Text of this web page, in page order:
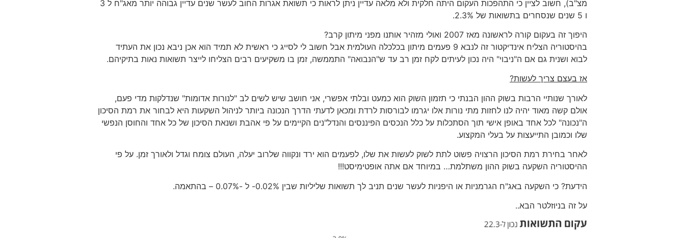
מצ"ב), חשוב לציין כי התהפכות העקום היתה חלקית ולא מלאה עדיין ניתן לראות כי תשואת אגרות החוב לעשר שנים עדיין גבוהה יותר מאג"ח ל 3
ו 5 שנים שנסחרים בתשואות של 2.3%.
היפוך זה בעקום קורה לראשונה מאז 2007 ואולי מזהיר אותנו מפני מיתון קרב?
בהיסטוריה הצליח אינדיקטור זה לנבא 9 פעמים מיתון בכלכלה העולמית אבל חשוב לי לסייג כי ראשית לא תמיד הוא אכן ניבא נכון את העתיד
לבוא ושנית גם אם ה"ניבוי" היה נכון לעיתים לקח זמן רב עד ש"הנבואה" התממשה, זמן בו משקיעים רבים הצליחו לייצר תשואות נאות בתיקיהם.
אז בעצם צריך לעשות?
לאורך שנותיי הרבות בשוק ההון הבנתי כי תזמון השוק הוא כמעט ובלתי אפשרי, אני חושב שיש לשים לב "לנורות אדומות" שנדלקות מדי פעם,
אולם קשה מאוד יהיה לנו לחזות מתי נורות אלו יגרמו לבורסות לרדת ומכאן לדעתי הדרך הנכונה ביותר לניהול השקעות היא לבחור את רמת הסיכון
ה"נכונה" לכל אחד באופן אישי תוך הסתכלות על כלל הנכסים הפיננסים והנדל"נים הקיימים על פי אהבת ושנאת הסיכון של כל אחד והחוסן הנפשי
שלו וכמובן התייעצות על בעלי המקצוע.
לאחר בחירת רמת הסיכון הרצויה פשוט לתת לשוק לעשות את שלו, לפעמים הוא ירד ונקווה שלרוב יעלה, העולם צומח וגדל ולאורך זמן. על פי
ההיסטוריה השקעה בשוק ההון משתלמת… במיוחד אם אתה אופטימיסט!!!
הידעת? כי השקעה באג"ח הגרמניות או היפניות לעשר שנים תניב לך תשואות שליליות שבין 0.02%- ל -0.07% – בהתאמה.
על זה בניוזלטר הבא..